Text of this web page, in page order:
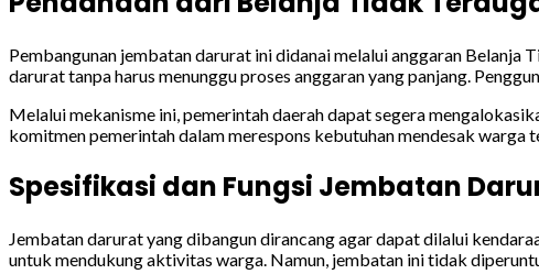
Pembangunan jembatan darurat ini didanai melalui anggaran
darurat tanpa harus menunggu proses anggaran yang panjang.
Melalui mekanisme ini, pemerintah daerah dapat segera
komitmen pemerintah dalam merespons kebutuhan mendesak warga
Spesifikasi dan Fungsi Jembatan
Jembatan darurat yang dibangun dirancang agar dapat dilalui
untuk mendukung aktivitas warga. Namun, jembatan ini tidak